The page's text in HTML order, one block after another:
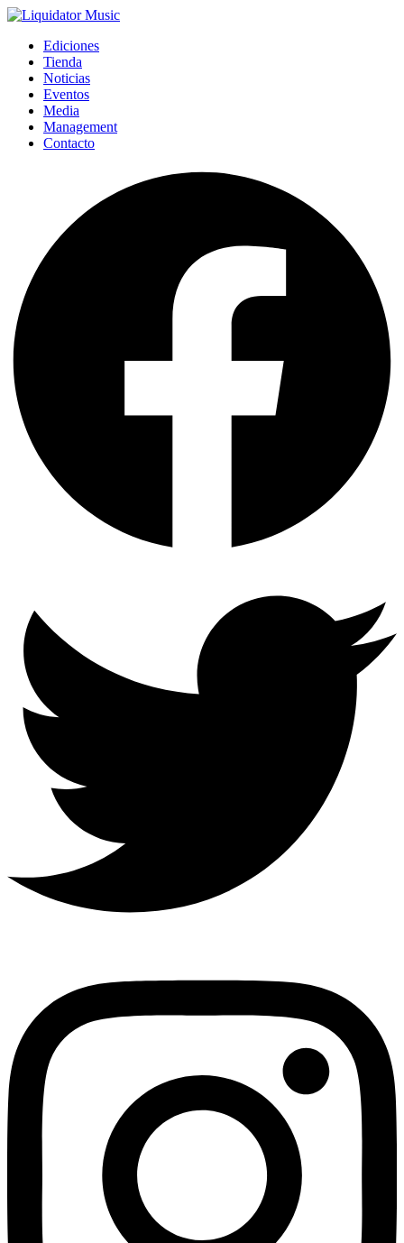
Ediciones
Tienda
Noticias
Eventos
Media
Management
Contacto